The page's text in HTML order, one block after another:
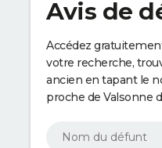
Avis de
Accédez
votre recherche,
ancien en tapant le
proche de Valsonne